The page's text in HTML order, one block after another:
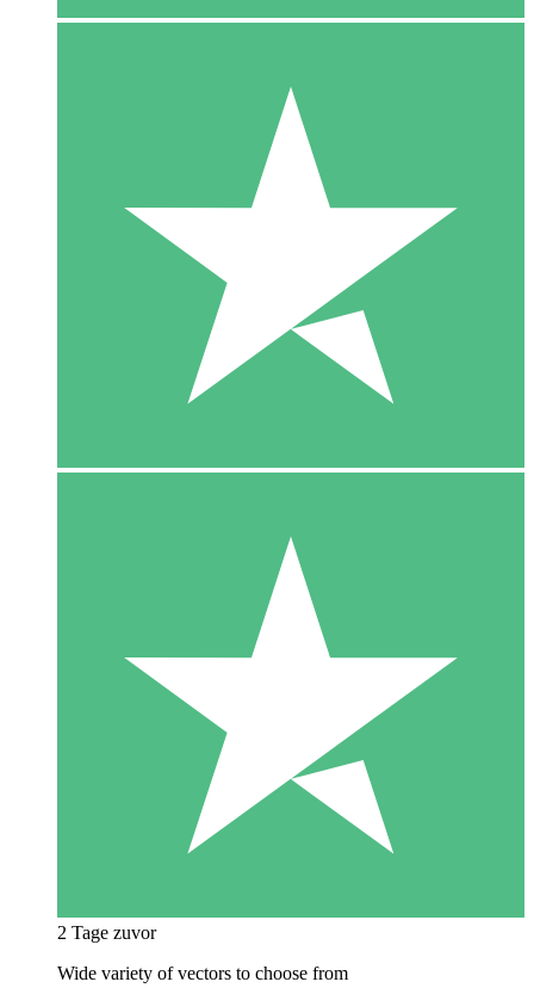
2 Tage zuvor
Wide variety of vectors to choose from